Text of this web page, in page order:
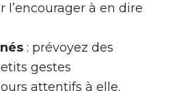
à en dire
: prévoyez des
gestes
attentifs à elle.